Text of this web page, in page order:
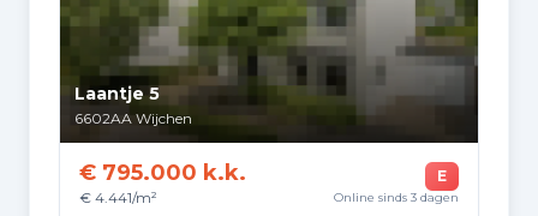
Nederland
31.140
Buiten Europa
Laantje 5
6602AA Wijchen
€ 795.000 k.k.
€ 4.441/m²
E
Online sinds 3 dagen